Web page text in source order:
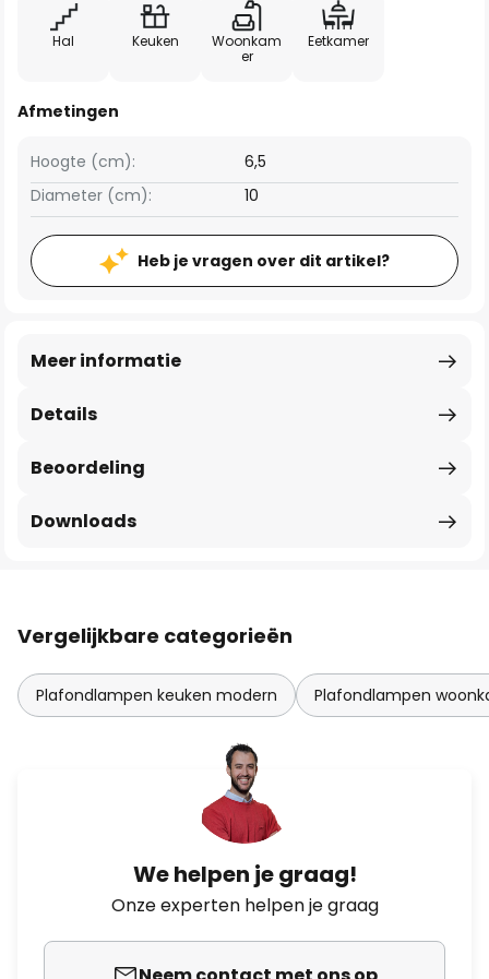
Hal Keuken
Woonkam
er
Eetkamer
Afmetingen
Hoogte (cm):
6,5
Diameter (cm):
10
Heb je vragen over dit artikel?
Details
Meer informatie
Beoordeling
Downloads
Vergelijkbare categorieën
Plafondlampen keuken modern Plafondlampen
We helpen je graag!
Onze experten helpen je graag